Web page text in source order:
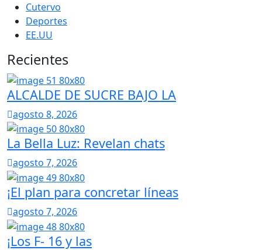
Cutervo
Deportes
EE.UU
Recientes
ALCALDE DE SUCRE BAJO LA
agosto 8, 2026
La Bella Luz: Revelan chats
agosto 7, 2026
¡El plan para concretar líneas
agosto 7, 2026
¡Los F- 16 y las